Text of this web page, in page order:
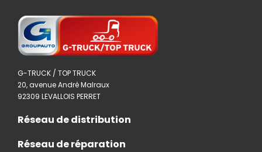
G-TRUCK / TOP TRUCK
20, avenue André Malraux
92309 LEVALLOIS PERRET
Réseau de distribution
Réseau de réparation